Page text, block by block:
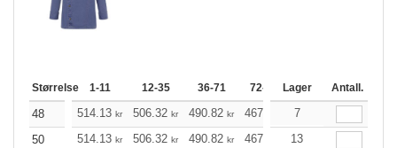
Størrelse 1-11 12-35 36-71 72-143 144-287
Lager Antall.
48 514.13 kr 506.32 kr 490.82 kr 467.41
7
50
514.13 kr 506.32 kr 490.82 kr 467.41 443.99
13